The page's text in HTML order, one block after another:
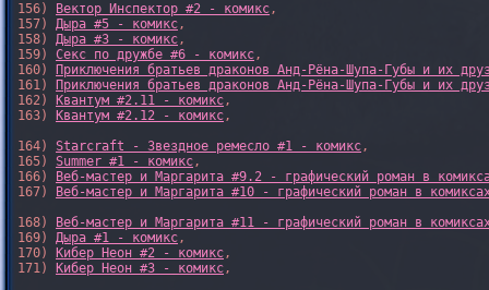
156)
Вектор Инспектор #2 - комикс,
157) Дыра #5 - комикс,
158) Дыра #3 - комикс,
159) Секс по дружбе #6 - комикс,
160)
Приключения братьев драконов Анд-Рёна-Шупа-Губы и их
161)
Приключения братьев драконов Анд-Рёна-Шупа-Губы и их
162)
Квантум #2.11 - комикс,
163)
Квантум #2.12 - комикс,
164) Starcraft - Звездное ремесло #1 - комикс,
165) Summer #1 - комикс,
166)
Веб-мастер и Маргарита #9.2 - графический роман в
167)
Веб-мастер и Маргарита #10 - графический роман в
168)
Веб-мастер и Маргарита #11 - графический роман в
169) Дыра #1 - комикс,
170)
Кибер Неон #2 - комикс,
171)
Кибер Неон #3 - комикс,